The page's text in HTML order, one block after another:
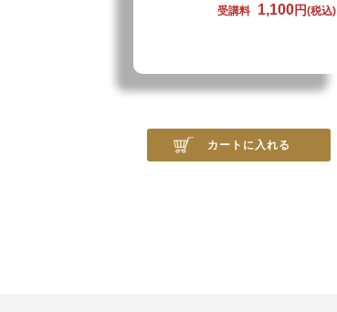
受講料
1,100円(税込)
カートに入れる